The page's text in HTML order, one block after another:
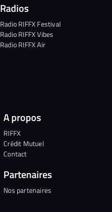
Radios
Radio RIFFX Festival
Radio RIFFX Vibes
Radio RIFFX Air
A propos
RIFFX
Crédit Mutuel
Contact
Partenaires
Nos partenaires